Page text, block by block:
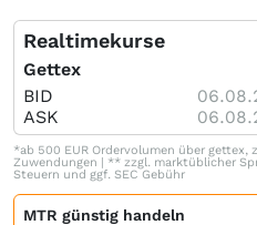
Realtimekurse
Gettex
BID
ASK
*ab 500 EUR Ordervolumen über gettex,
Zuwendungen | ** zzgl. marktüblicher
Steuern und ggf. SEC Gebühr
MTR günstig handeln